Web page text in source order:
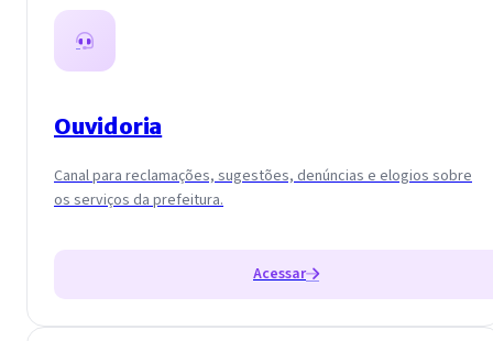
Ouvidoria
Canal para reclamações, sugestões, denúncias e elogios sobre
os serviços da prefeitura.
Acessar